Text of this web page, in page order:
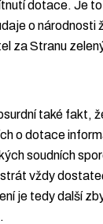
dotace. Je
o národnosti
za Stranu
také fakt,
o dotace
soudních
vždy
je tedy další